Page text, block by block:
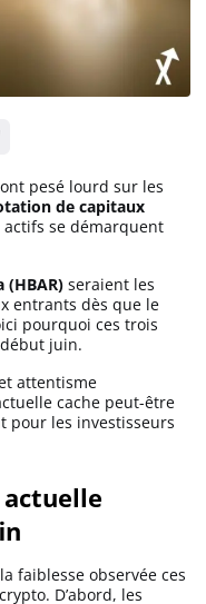
pesé lourd sur les
de capitaux
se démarquent
(HBAR) seraient les
entrants dès que le
pourquoi ces trois
juin.
attentisme
cache peut-être
pour les investisseurs
faiblesse observée ces
D’abord, les